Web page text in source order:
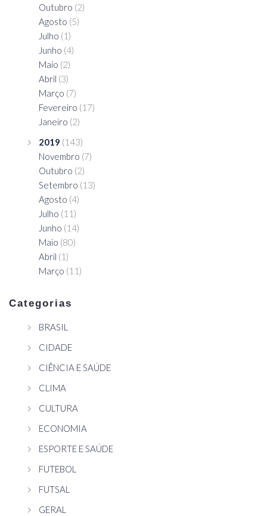
Outubro (2)
Agosto (5)
Julho (1)
Junho (4)
Maio (2)
Abril (3)
Março (7)
Fevereiro (17)
Janeiro (2)
2019 (143)
Novembro (7)
Outubro (2)
Setembro (13)
Agosto (4)
Julho (11)
Junho (14)
Maio (80)
Abril (1)
Março (11)
Categorias
BRASIL
CIDADE
CIÊNCIA E SAÚDE
CLIMA
CULTURA
ECONOMIA
ESPORTE E SAÚDE
FUTEBOL
FUTSAL
GERAL